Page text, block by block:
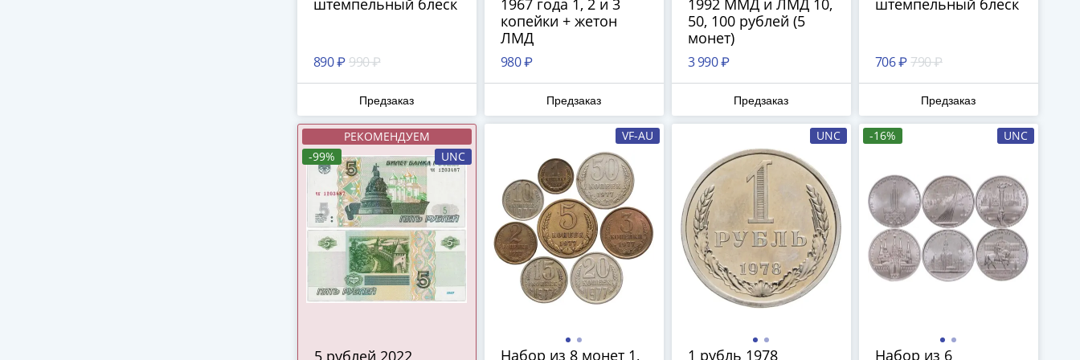
штемпельный блеск
890 ₽ 990 ₽
Предзаказ
1967 года 1, 2 и 3
копейки + жетон
ЛМД
980 ₽
Предзаказ
1992 ММД и ЛМД 10,
50, 100 рублей (5
монет)
3 990 ₽
Предзаказ
штемпельный блеск
706 ₽ 790 ₽
Предзаказ
РЕКОМЕНДУЕМ
-99%
UNC
5 рублей 2022
VF-AU
Набор из 8 монет 1,
UNC
1 рубль 1978
-16% UNC
Набор из 6